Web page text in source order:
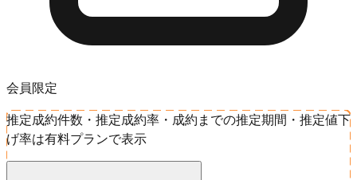
会員限定
推定成約件数・推定成約率・成約までの推定期間・推定値下
げ率は有料プランで表示